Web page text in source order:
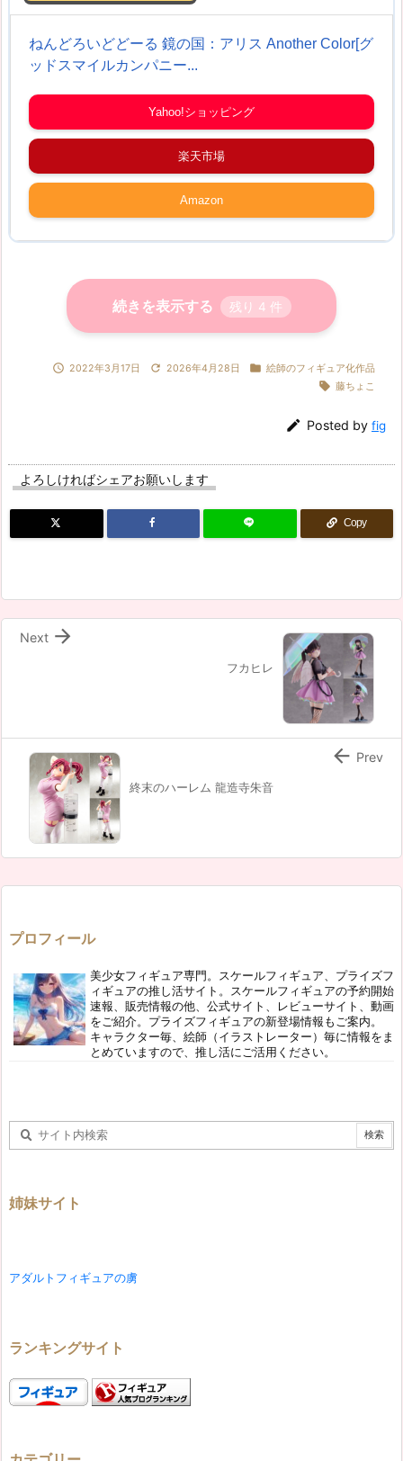
ねんどろいどどーる 鏡の国：アリス Another Color[グ
ッドスマイルカンパニー...
Yahoo!ショッピング
楽天市場
Amazon
続きを表示する 残り 4 件
 2022年3月17日  2026年4月28日  絵師のフィギュア化作品
 藤ちょこ
 Posted by fig
よろしければシェアお願いします
Copy
フカヒレ

Next
終末のハーレム 龍造寺朱音
 Prev
プロフィール
美少女フィギュア専門。スケールフィギュア、プライズフ
ィギュアの推し活サイト。スケールフィギュアの予約開始
速報、販売情報の他、公式サイト、レビューサイト、動画
をご紹介。プライズフィギュアの新登場情報もご案内。
キャラクター毎、絵師（イラストレーター）毎に情報をま
とめていますので、推し活にご活用ください。
姉妹サイト
アダルトフィギュアの虜
ランキングサイト